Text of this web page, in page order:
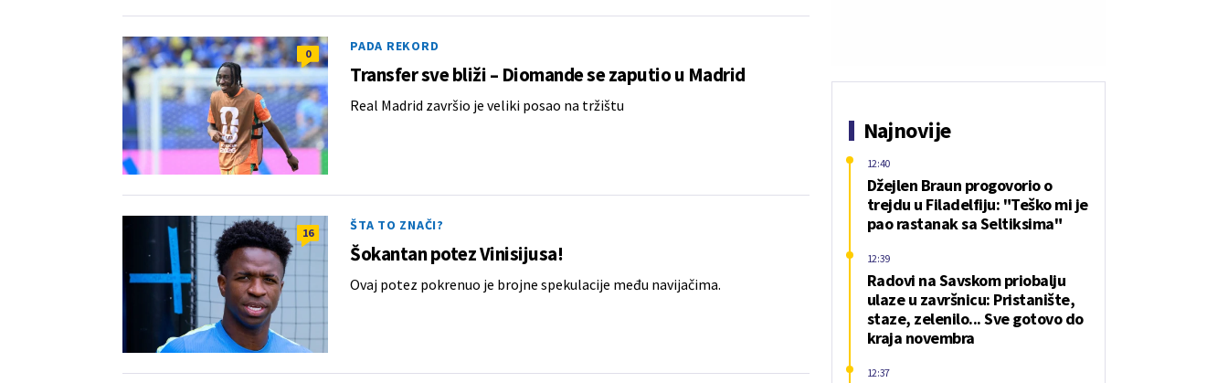
0 PADA REKORD
Transfer sve bliži – Diomande se zaputio u Madrid
Real Madrid završio je veliki posao na tržištu
16 ŠTA TO ZNAČI?
Šokantan potez Vinisijusa!
Ovaj potez pokrenuo je brojne spekulacije među navijačima.
Najnovije
Džejlen Braun progovorio o
trejdu u Filadelfiju: "Teško mi je
pao rastanak sa Seltiksima"
12:40
Radovi na Savskom priobalju
ulaze u završnicu: Pristanište,
staze, zelenilo... Sve gotovo do
kraja novembra
12:39
12:37